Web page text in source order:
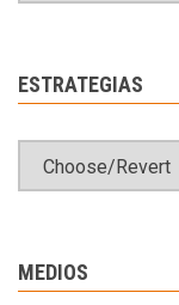
ESTRATEGIAS
MEDIOS